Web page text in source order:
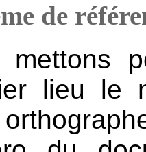
de
mettons
lieu le